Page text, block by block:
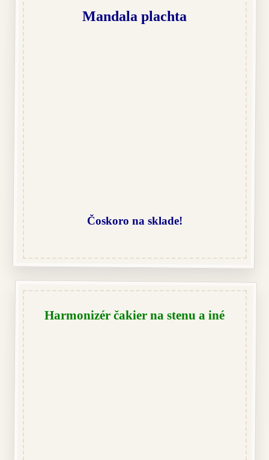
Mandala plachta
Čoskoro na sklade!
Harmonizér čakier na stenu a iné